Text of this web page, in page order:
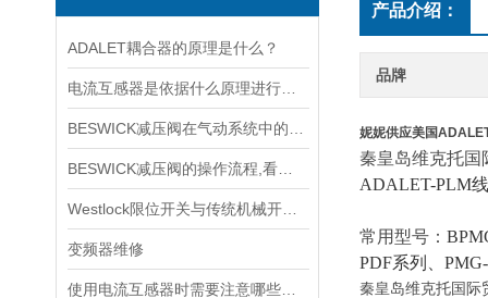
ADALET耦合器的原理是什么？
变频器维修
产品介绍：
品牌
妮妮供应美国
秦皇岛维克托国
ADALET-PLM
常用型号：
PDF系列、
秦皇岛维克托国际